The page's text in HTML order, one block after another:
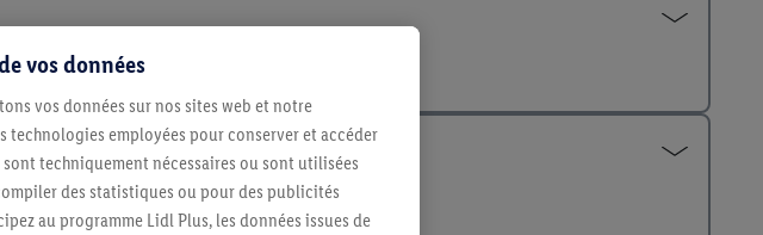
vos données
vos données sur nos sites web et notre
employées pour conserver et accéder
techniquement nécessaires ou sont utilisées
des statistiques ou pour des publicités
au programme Lidl Plus, les données issues de